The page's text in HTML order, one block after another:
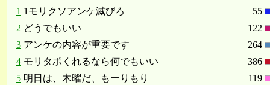
1 1モリクソアンケ滅びろ
55
2 どうでもいい
122
3 アンケの内容が重要です
264
4 モリタポくれるなら何でもいい
386
5 明日は、木曜だ、もーりもり
119